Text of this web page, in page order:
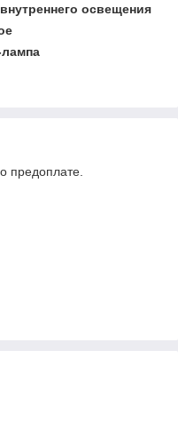
освещения
лампа
предоплате.